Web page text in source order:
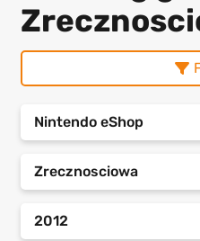
Nintendo eShop
Zrecznosciowa
2012